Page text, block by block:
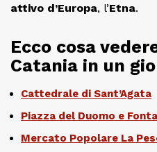
attivo d’Europa, l’Etna.
Ecco cosa
Catania in un
Cattedrale di Sant’Agata
Piazza del Duomo e
Mercato Popolare La